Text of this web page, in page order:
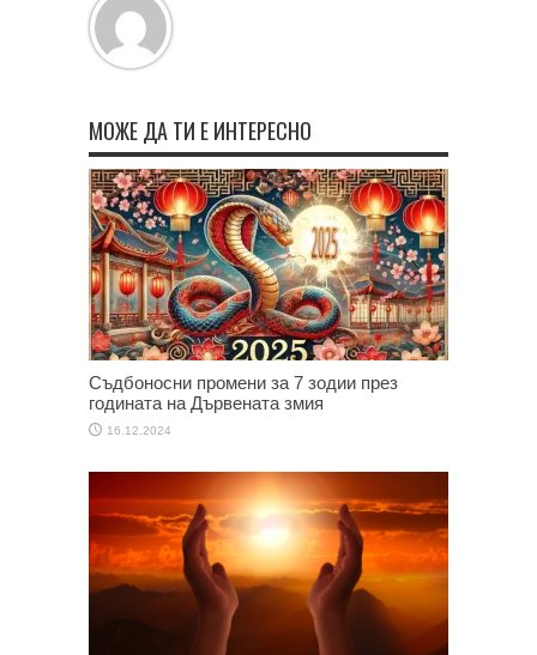
МОЖЕ ДА ТИ Е ИНТЕРЕСНО
Съдбоносни промени за 7 зодии през
годината на Дървената змия
16.12.2024